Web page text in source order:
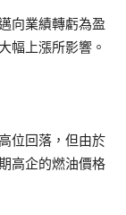
向業績轉虧為盈
幅上漲所影響。
位回落，但由於
高企的燃油價格